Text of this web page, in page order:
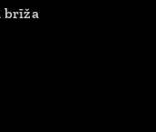
brīža